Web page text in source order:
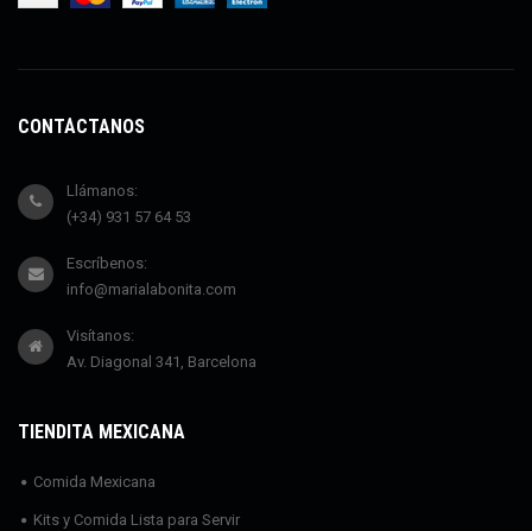
CONTÁCTANOS
Llámanos:
(+34) 931 57 64 53
Escríbenos:
info@marialabonita.com
Visítanos:
Av. Diagonal 341, Barcelona
TIENDITA MEXICANA
Comida Mexicana
Kits y Comida Lista para Servir